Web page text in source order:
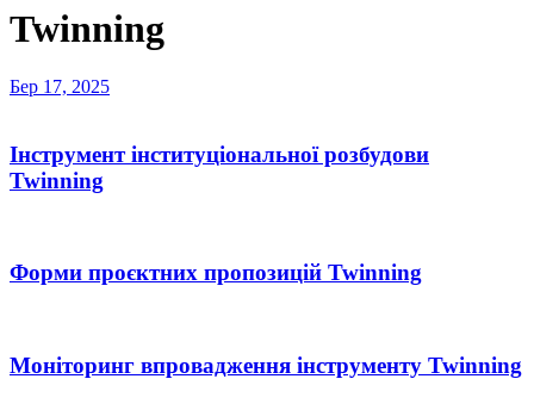
Twinning
Бер 17, 2025
Інструмент інституціональної розбудови
Twinning
Форми проєктних пропозицій Twinning
Моніторинг впровадження інструменту Twinning